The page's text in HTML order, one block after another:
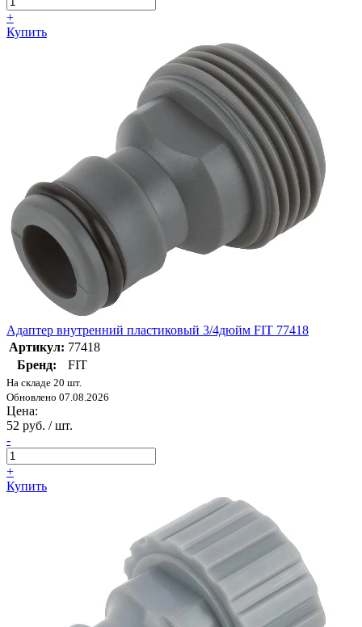
+
Купить
Адаптер внутренний пластиковый 3/4дюйм FIT 77418
Артикул: 77418
Бренд:
FIT
На складе 20 шт.
Обновлено 07.08.2026
Цена:
52 руб. / шт.
-
+
Купить